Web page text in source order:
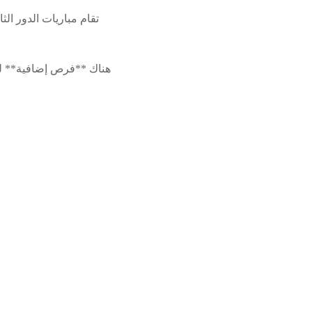
هناك **فرص إضافية**